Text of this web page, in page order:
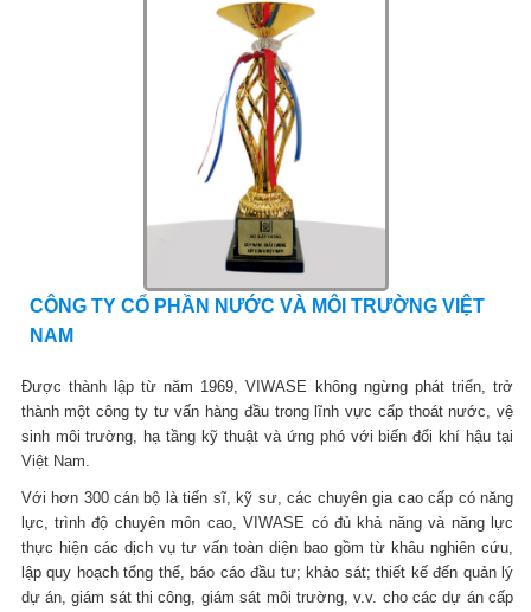
CÔNG TY CỔ PHẦN NƯỚC VÀ MÔI TRƯỜNG VIỆT
NAM
Được thành lập từ năm 1969, VIWASE không ngừng phát triển, trở
thành một công ty tư vấn hàng đầu trong lĩnh vực cấp thoát nước, vệ
sinh môi trường, hạ tầng kỹ thuật và ứng phó với biến đổi khí hậu tại
Việt Nam.
Với hơn 300 cán bộ là tiến sĩ, kỹ sư, các chuyên gia cao cấp có năng
lực, trình độ chuyên môn cao, VIWASE có đủ khả năng và năng lực
thực hiện các dịch vụ tư vấn toàn diện bao gồm từ khâu nghiên cứu,
lập quy hoạch tổng thể, báo cáo đầu tư; khảo sát; thiết kế đến quản lý
dự án, giám sát thi công, giám sát môi trường, v.v. cho các dự án cấp